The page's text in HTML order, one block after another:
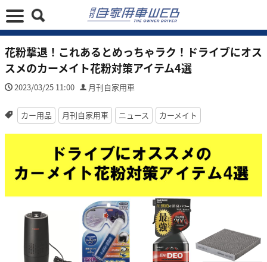
花粉撃退！これあるとめっちゃラク！ドライブにオス
スメのカーメイト花粉対策アイテム4選
2023/03/25 11:00 月刊自家用車
カー用品 月刊自家用車 ニュース カーメイト